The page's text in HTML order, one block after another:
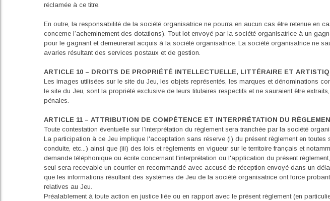
réclamée à ce titre.
En outre, la responsabilité de la société organisatrice ne pourra en aucun cas être retenue en
concerne l’acheminement des dotations). Tout lot envoyé par la société organisatrice à un
pour le gagnant et demeurerait acquis à la société organisatrice. La société organisatrice ne
avaries résultant des services postaux et de gestion.
ARTICLE 10 – DROITS DE PROPRIÉTÉ INTELLECTUELLE, LITTÉRAIRE ET
Les images utilisées sur le site du Jeu, les objets représentés, les marques et dénominations
le site du Jeu, sont la propriété exclusive de leurs titulaires respectifs et ne sauraient être
pénales.
ARTICLE 11 – ATTRIBUTION DE COMPÉTENCE ET INTERPRÉTATION DU
Toute contestation éventuelle sur l’interprétation du règlement sera tranchée par la société
La participation à ce Jeu implique l'acceptation sans réserve (i) du présent règlement en
conduite, etc...) ainsi que (iii) des lois et règlements en vigueur sur le territoire français et
demande téléphonique ou écrite concernant l'interprétation ou l'application du présent
seul sera recevable un courrier en recommandé avec accusé de réception envoyé dans un
que les informations résultant des systèmes de Jeu de la société organisatrice ont force
relatives au Jeu.
Préalablement à toute action en justice liée ou en rapport avec le présent règlement (en